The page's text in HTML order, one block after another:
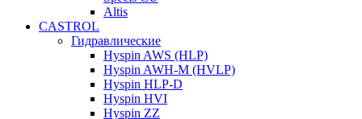
Altis
CASTROL
Гидравлические
Hyspin AWS (HLP)
Hyspin AWH-M (HVLP)
Hyspin HLP-D
Hyspin HVI
Hyspin ZZ